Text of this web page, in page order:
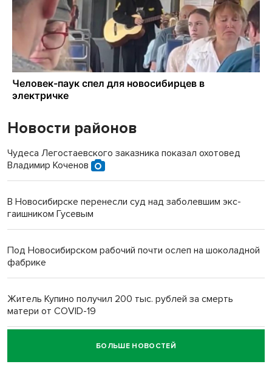
Новости районов
Чудеса Легостаевского заказника показал охотовед
Владимир Коченов
В Новосибирске перенесли суд над заболевшим экс-
гаишником Гусевым
Под Новосибирском рабочий почти ослеп на шоколадной
фабрике
Житель Купино получил 200 тыс. рублей за смерть
матери от COVID-19
Новосибирский суд наказал водителя за смерть
пенсионерки на вокзале
БОЛЬШЕ НОВОСТЕЙ